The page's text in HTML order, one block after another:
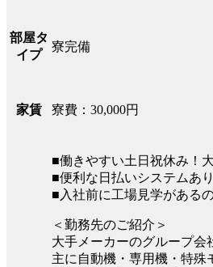
部屋タ
イプ
寮完備
家賃 寮費：30,000円
■働きやすい土日祝休み！
■便利な日払いシステムあ
■入社前に工場見学がある
＜勤務先のご紹介＞
大手メーカーのグループ会
主に自動機・専用機・特殊